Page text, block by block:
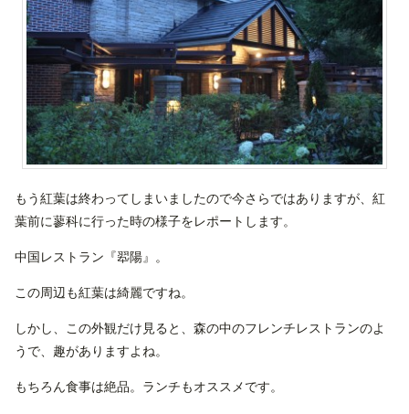
もう紅葉は終わってしまいましたので今さらではありますが、紅
葉前に蓼科に行った時の様子をレポートします。
中国レストラン『翆陽』。
この周辺も紅葉は綺麗ですね。
しかし、この外観だけ見ると、森の中のフレンチレストランのよ
うで、趣がありますよね。
もちろん食事は絶品。ランチもオススメです。